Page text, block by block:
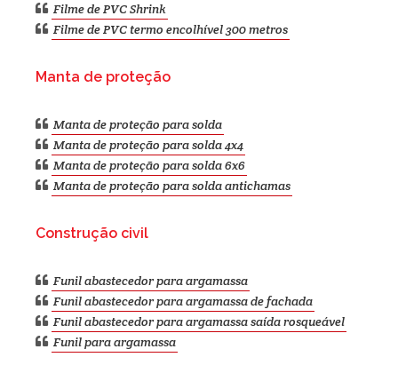
Filme de PVC Shrink
Filme de PVC termo encolhível 300 metros
Manta de proteção
Manta de proteção para solda
Manta de proteção para solda 4x4
Manta de proteção para solda 6x6
Manta de proteção para solda antichamas
Construção civil
Funil abastecedor para argamassa
Funil abastecedor para argamassa de fachada
Funil abastecedor para argamassa saída rosqueável
Funil para argamassa